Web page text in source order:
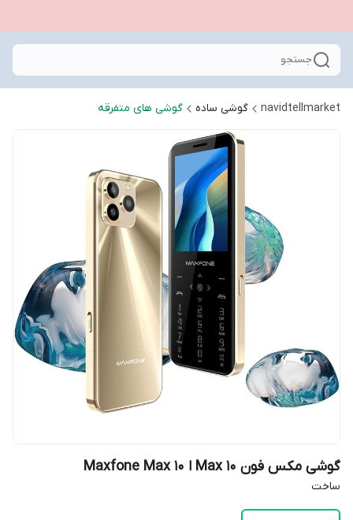
جستجو
navidtellmarket گوشی ساده گوشی های متفرقه
گوشی مکس فون Max 10 ا Maxfone Max 10
ساخت